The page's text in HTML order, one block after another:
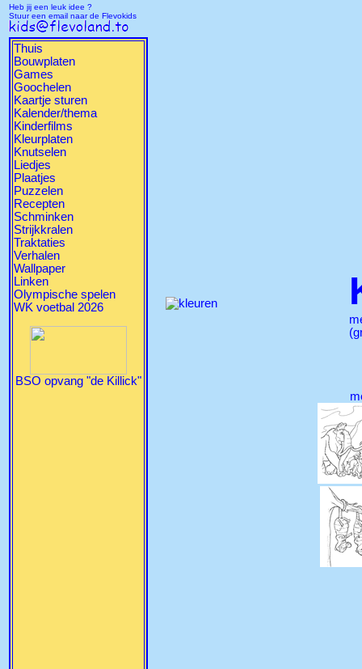
Heb jij een leuk idee ?
Stuur een email naar de Flevokids
Thuis
Bouwplaten
Games
Goochelen
Kaartje sturen
Kalender/thema
Kinderfilms
Kleurplaten
Knutselen
Liedjes
Plaatjes
Puzzelen
Recepten
Schminken
Strijkkralen
Traktaties
Verhalen
Wallpaper
Linken
Olympische spelen
WK voetbal 2026
BSO opvang "de Killick"